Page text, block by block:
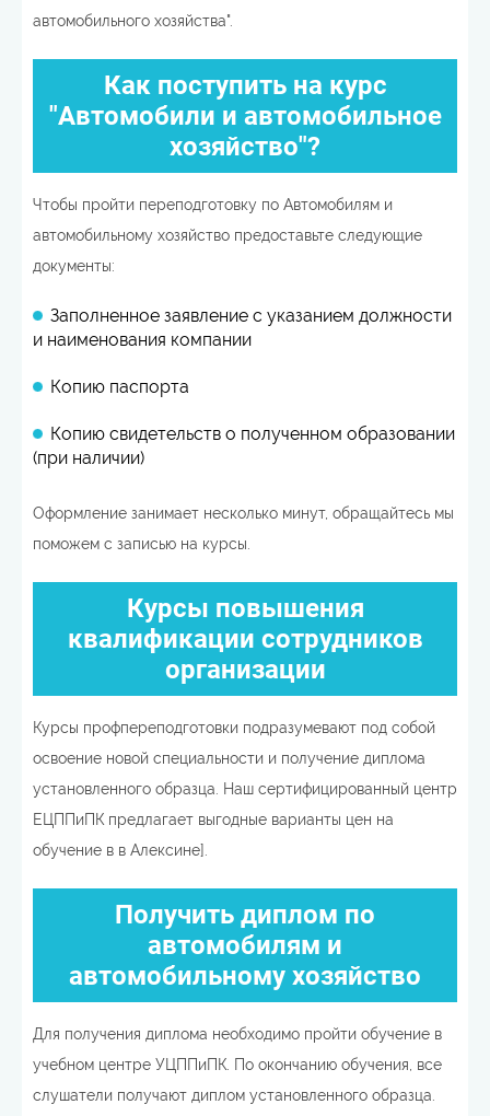
автомобильного хозяйства".
Как поступить на курс
"Автомобили и автомобильное
хозяйство"?
Чтобы пройти переподготовку по Автомобилям и
автомобильному хозяйство предоставьте следующие
документы:
Заполненное заявление с указанием должности
и наименования компании
Копию паспорта
Копию свидетельств о полученном образовании
(при наличии)
Оформление занимает несколько минут, обращайтесь мы
поможем с записью на курсы.
Курсы повышения
квалификации сотрудников
организации
Курсы профпереподготовки подразумевают под собой
освоение новой специальности и получение диплома
установленного образца. Наш сертифицированный центр
ЕЦППиПК предлагает выгодные варианты цен на
обучение в в Алексине].
Получить диплом по
автомобилям и
автомобильному хозяйство
Для получения диплома необходимо пройти обучение в
учебном центре УЦППиПК. По окончанию обучения, все
слушатели получают диплом установленного образца.